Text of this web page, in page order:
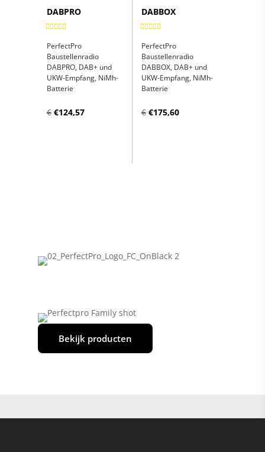
DABPRO
PerfectPro
Baustellenradio
DABPRO, DAB+ und
UKW-Empfang, NiMh-
Batterie
€ €124,57
DABBOX
PerfectPro
Baustellenradio
DABBOX, DAB+ und
UKW-Empfang, NiMh-
Batterie
€ €175,60
Bekijk producten